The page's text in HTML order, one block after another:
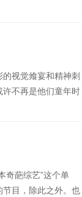
视觉飨宴和精神刺
不再是他们童年时
奇葩综艺”这个单
目，除此之外。也